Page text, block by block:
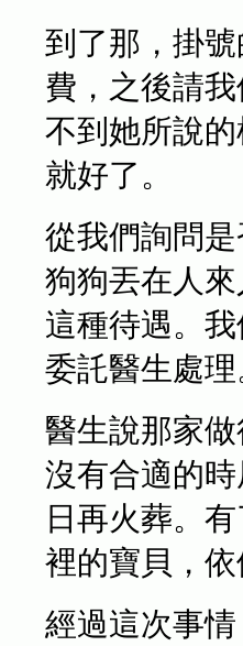
到了那，掛
費，之後請
不到她所說
就好了。
從我們詢問
狗狗丟在人
這種待遇。
委託醫生處理
醫生說那家
沒有合適的
日再火葬。
裡的寶貝，
經過這次事